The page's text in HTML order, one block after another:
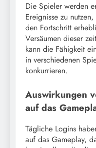
Die Spieler werden
Ereignisse zu
den Fortschritt
Versäumen dieser
kann die Fähigkeit
in verschiedenen
konkurrieren.
Auswirkungen
auf das
Tägliche Logins
auf das Gameplay,